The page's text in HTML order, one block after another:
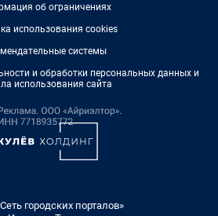
об ограничениях
использования cookies
системы
и обработки персональных данных и
использования сайта
городских порталов»